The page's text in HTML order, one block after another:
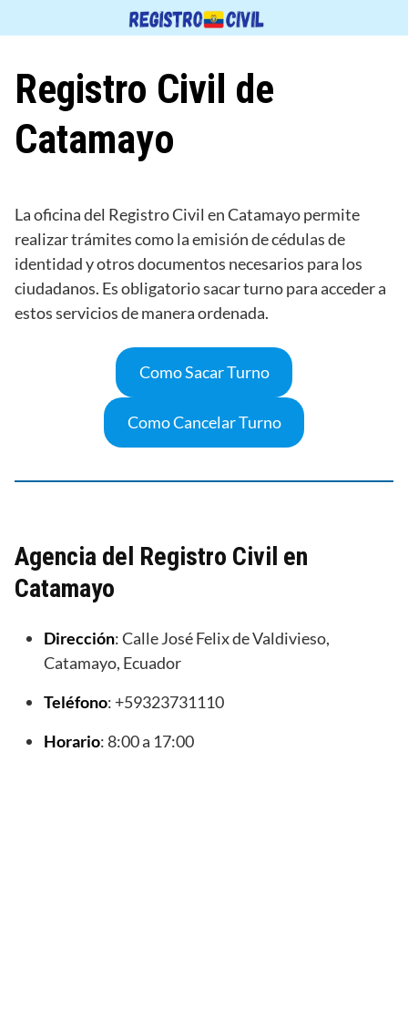
al
Registro Civil de
Catamayo
La oficina del Registro Civil en Catamayo permite
realizar trámites como la emisión de cédulas de
identidad y otros documentos necesarios para los
ciudadanos. Es obligatorio sacar turno para acceder a
estos servicios de manera ordenada.
Como Sacar Turno
Como Cancelar Turno
Agencia del Registro Civil en
Catamayo
Dirección: Calle José Felix de Valdivieso,
Catamayo, Ecuador
Teléfono: +59323731110
Horario: 8:00 a 17:00